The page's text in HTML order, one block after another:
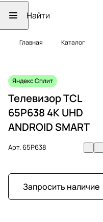
Главная Каталог
Яндекс Сплит
Телевизор TCL
65P638 4K UHD
ANDROID SMART
Арт.65P638
Запросить наличие